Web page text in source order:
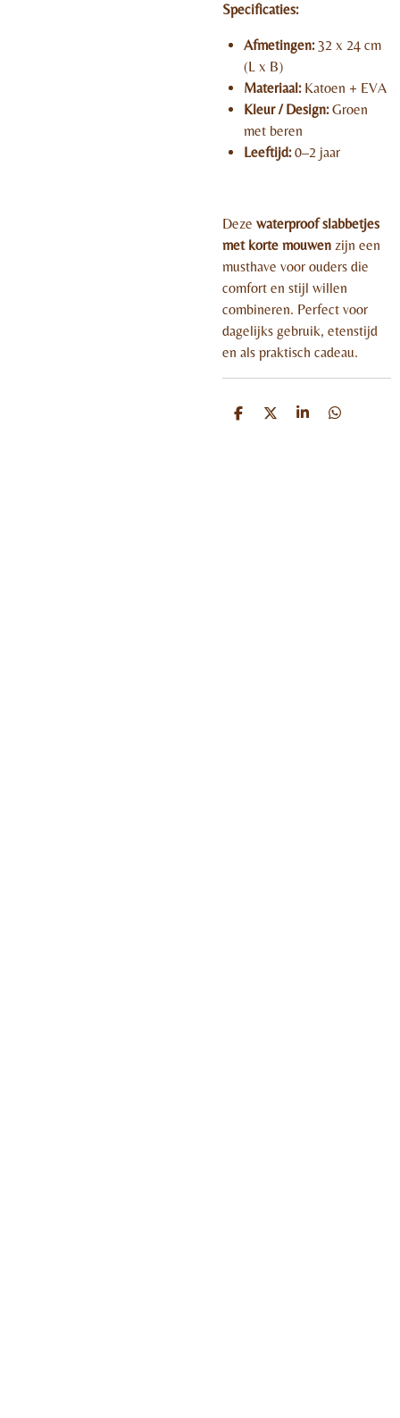
Specificaties:
Afmetingen:32 x 24 cm
(L x B)
Materiaal:Katoen + EVA
Kleur / Design:Groen
met beren
Leeftijd:0–2 jaar
Deze waterproof slabbetjes
met korte mouwen zijn een
musthave voor ouders die
comfort en stijl willen
combineren. Perfect voor
dagelijks gebruik, etenstijd
en als praktisch cadeau.
D
D
S
D